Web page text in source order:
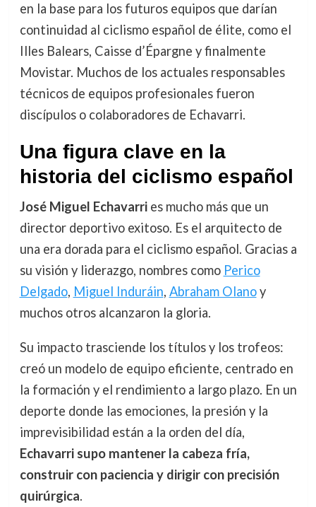
en la base para los futuros equipos que darían
continuidad al ciclismo español de élite, como el
Illes Balears, Caisse d’Épargne y finalmente
Movistar. Muchos de los actuales responsables
técnicos de equipos profesionales fueron
discípulos o colaboradores de Echavarri.
Una figura clave en la
historia del ciclismo español
José Miguel Echavarries mucho más que un
director deportivo exitoso. Es el arquitecto de
una era dorada para el ciclismo español. Gracias a
su visión y liderazgo, nombres como Perico
Delgado, Miguel Induráin, Abraham Olanoy
muchos otros alcanzaron la gloria.
Su impacto trasciende los títulos y los trofeos:
creó un modelo de equipo eficiente, centrado en
la formación y el rendimiento a largo plazo. En un
deporte donde las emociones, la presión y la
imprevisibilidad están a la orden del día,
Echavarri supo mantener la cabeza fría,
construir con paciencia y dirigir con precisión
quirúrgica.